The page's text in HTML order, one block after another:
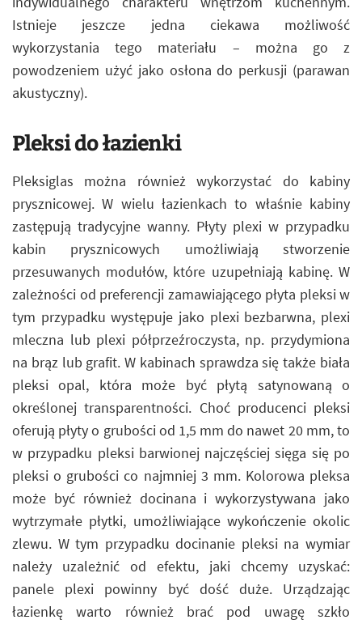
Istnieje jeszcze jedna ciekawa możliwość
wykorzystania tego materiału – można go z
powodzeniem użyć jako osłona do perkusji (parawan
akustyczny).
Pleksi do łazienki
Pleksiglas można również wykorzystać do kabiny
prysznicowej. W wielu łazienkach to właśnie kabiny
zastępują tradycyjne wanny. Płyty plexi w przypadku
kabin prysznicowych umożliwiają stworzenie
przesuwanych modułów, które uzupełniają kabinę. W
zależności od preferencji zamawiającego płyta pleksi w
tym przypadku występuje jako plexi bezbarwna, plexi
mleczna lub plexi półprzeźroczysta, np. przydymiona
na brąz lub grafit. W kabinach sprawdza się także biała
pleksi opal, która może być płytą satynowaną o
określonej transparentności. Choć producenci pleksi
oferują płyty o grubości od 1,5 mm do nawet 20 mm, to
w przypadku pleksi barwionej najczęściej sięga się po
pleksi o grubości co najmniej 3 mm. Kolorowa pleksa
może być również docinana i wykorzystywana jako
wytrzymałe płytki, umożliwiające wykończenie okolic
zlewu. W tym przypadku docinanie pleksi na wymiar
należy uzależnić od efektu, jaki chcemy uzyskać:
panele plexi powinny być dość duże. Urządzając
łazienkę warto również brać pod uwagę szkło